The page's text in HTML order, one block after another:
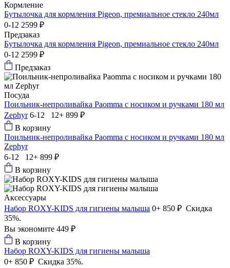
Кормление
Бутылочка для кормления Pigeon, премиальное стекло 240мл
0-12 2599 ₽
Предзаказ
Бутылочка для кормления Pigeon, премиальное стекло 240мл
0-12 2599 ₽
Предзаказ
Посуда
Поильник-непроливайка Paomma с носиком и ручками 180 мл
Zephyr 6-12 12+ 899 ₽
В корзину
Поильник-непроливайка Paomma с носиком и ручками 180 мл
Zephyr
6-12 12+ 899 ₽
В корзину
Аксессуары
Набор ROXY-KIDS для гигиены малыша 0+ 850 ₽ Скидка
35%.
Вы экономите 449 ₽
В корзину
Набор ROXY-KIDS для гигиены малыша
0+ 850 ₽ Скидка 35%.